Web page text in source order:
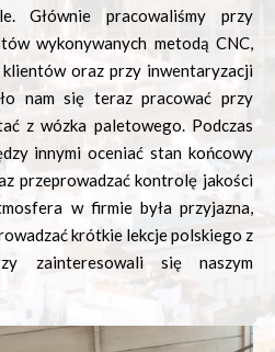
Głównie pracowaliśmy przy
wykonywanych metodą CNC,
oraz przy inwentaryzacji
nam się teraz pracować przy
z wózka paletowego. Podczas
innymi oceniać stan końcowy
przeprowadzać kontrolę jakości
w firmie była przyjazna,
krótkie lekcje polskiego z
zainteresowali się naszym